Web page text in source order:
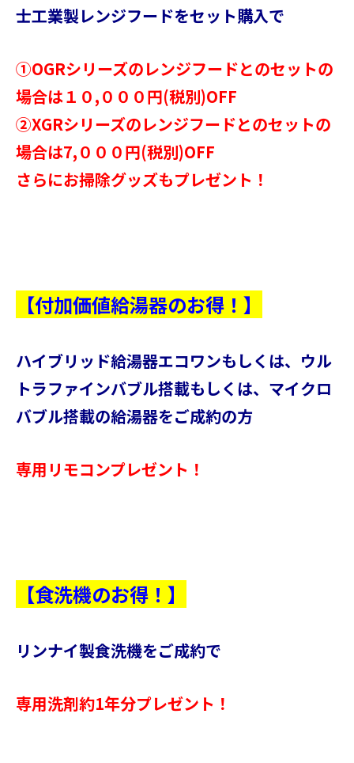
士工業製レンジフードをセット購入で
①OGRシリーズのレンジフードとのセットの
場合は１０,０００円(税別)OFF
②XGRシリーズのレンジフードとのセットの
場合は7,０００円(税別)OFF
さらにお掃除グッズもプレゼント！
【付加価値給湯器のお得！】
ハイブリッド給湯器エコワンもしくは、ウル
トラファインバブル搭載もしくは、マイクロ
バブル搭載の給湯器をご成約の方
専用リモコンプレゼント！
【食洗機のお得！】
リンナイ製食洗機をご成約で
専用洗剤約1年分プレゼント！